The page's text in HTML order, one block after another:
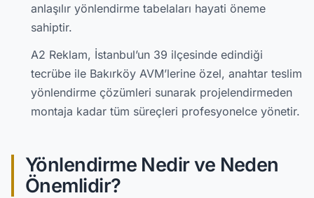
anlaşılır yönlendirme tabelaları hayati öneme
sahiptir.
A2 Reklam, İstanbul’un 39 ilçesinde edindiği
tecrübe ile Bakırköy AVM’lerine özel, anahtar teslim
yönlendirme çözümleri sunarak projelendirmeden
montaja kadar tüm süreçleri profesyonelce yönetir.
Yönlendirme Nedir ve Neden
Önemlidir?